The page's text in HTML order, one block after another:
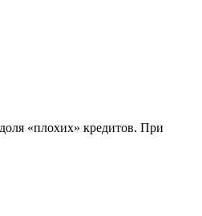
«плохих» кредитов. При